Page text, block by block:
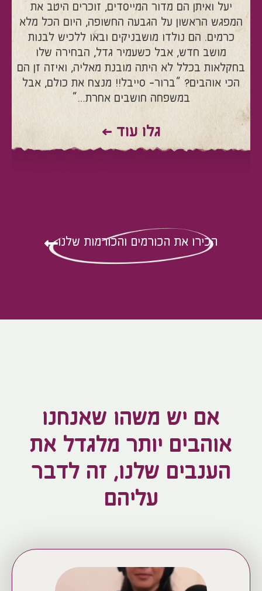
יעל ואיתן הם מדור המייסדים, זוכרים היטב את
המפגש הראשון על הגבעה החשופה, היום הכל מלא
כרמים. הם נולדו מושבניקים ובאו ללכיש לבנות
מושב חדש, אבל כשעמיר גדל, הבחירה שלו
בחקלאות בכלל לא היתה מובנת מאליה, ואיזה זן הם
הכי אוהבים? “ברור- סייבל!! מנצח את כולם, אבל
במשפחה חושבים אחרת…”
גלו עוד >
הכירו את הכורמים והכורמות שלנו
אם יש משהו שאנחנו
אוהבים יותר מלגדל את
הענבים שלנו, זה לדבר
עליהם